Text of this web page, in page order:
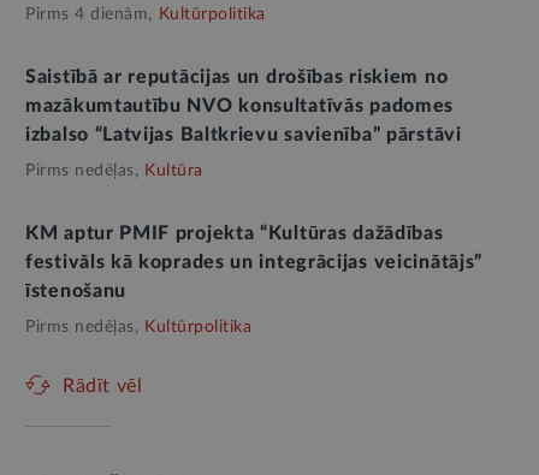
Pirms 4 dienām, Kultūrpolitika
Saistībā ar reputācijas un drošības riskiem no
mazākumtautību NVO konsultatīvās padomes
izbalso “Latvijas Baltkrievu savienība” pārstāvi
Pirms nedēļas, Kultūra
KM aptur PMIF projekta “Kultūras dažādības
festivāls kā koprades un integrācijas veicinātājs”
īstenošanu
Pirms nedēļas, Kultūrpolitika
Rādīt vēl